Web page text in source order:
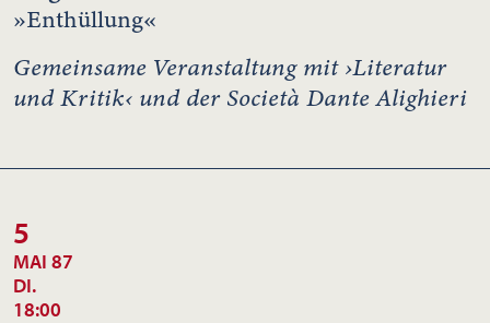
»Enthüllung«
Gemeinsame Veranstaltung mit ›Literatur
und Kritik‹ und der Società Dante Alighieri
5
MAI 87
DI.
18:00